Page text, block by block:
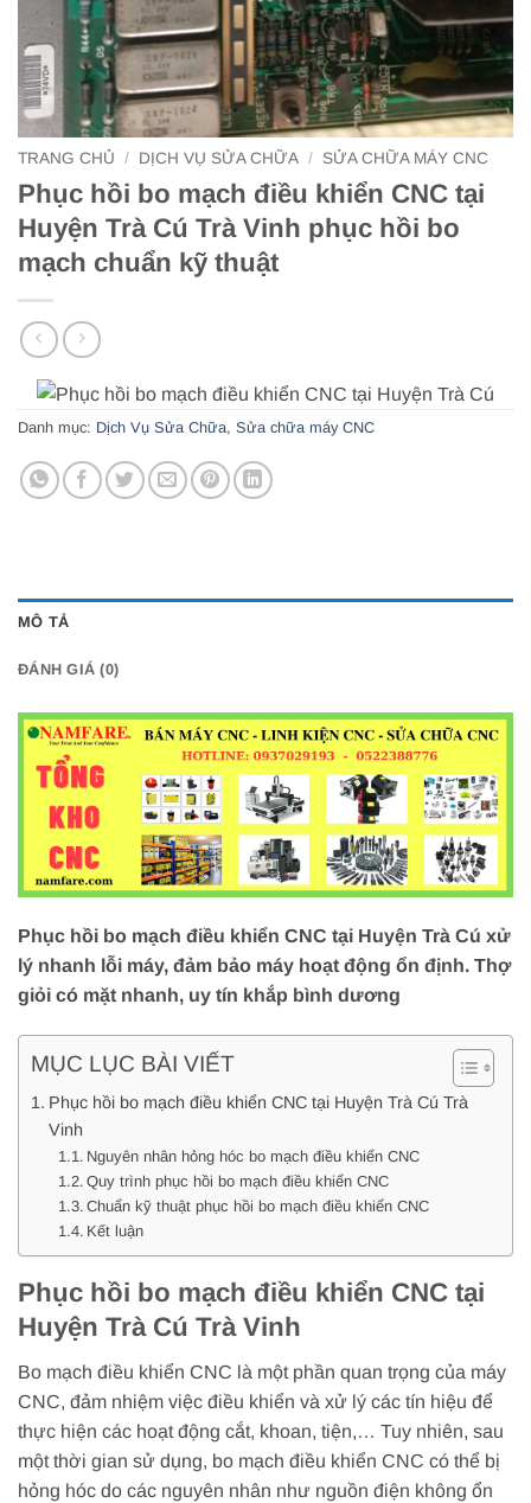
TRANG CHỦ / DỊCH VỤ SỬA CHỮA / SỬA CHỮA MÁY CNC
Phục hồi bo mạch điều khiển CNC tại
Huyện Trà Cú Trà Vinh phục hồi bo
mạch chuẩn kỹ thuật
Danh mục: Dịch Vụ Sửa Chữa, Sửa chữa máy CNC
MÔ TẢ
ĐÁNH GIÁ (0)
Phục hồi bo mạch điều khiển CNC tại Huyện Trà Cú xử
lý nhanh lỗi máy, đảm bảo máy hoạt động ổn định. Thợ
giỏi có mặt nhanh, uy tín khắp bình dương
MỤC LỤC BÀI VIẾT
Phục hồi bo mạch điều khiển CNC tại Huyện Trà Cú Trà
Vinh
Nguyên nhân hỏng hóc bo mạch điều khiển CNC
Quy trình phục hồi bo mạch điều khiển CNC
Chuẩn kỹ thuật phục hồi bo mạch điều khiển CNC
Kết luận
Phục hồi bo mạch điều khiển CNC tại
Huyện Trà Cú Trà Vinh
Bo mạch điều khiển CNC là một phần quan trọng của máy
CNC, đảm nhiệm việc điều khiển và xử lý các tín hiệu để
thực hiện các hoạt động cắt, khoan, tiện,… Tuy nhiên, sau
một thời gian sử dụng, bo mạch điều khiển CNC có thể bị
hỏng hóc do các nguyên nhân như nguồn điện không ổn